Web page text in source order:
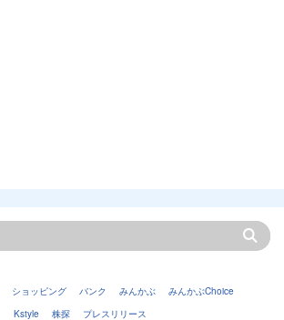
ショッピング バンク みんかぶ
みんかぶChoice
Kstyle
株探 プレスリリース